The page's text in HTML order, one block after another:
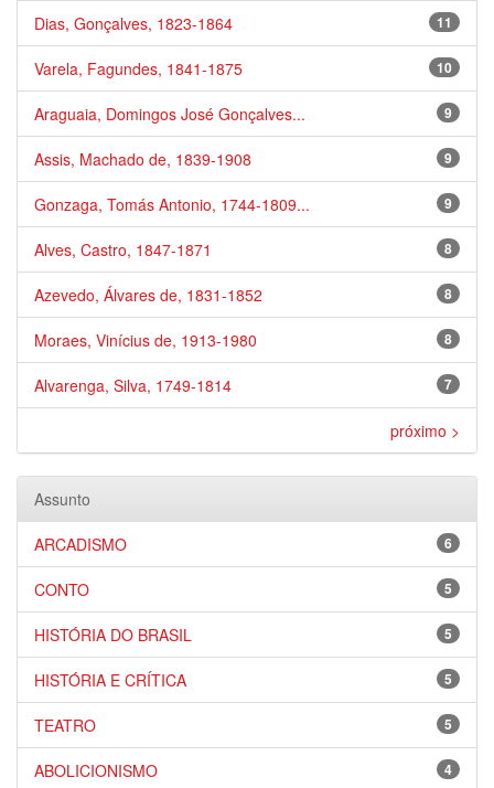
11
Dias, Gonçalves, 1823-1864
10
Varela, Fagundes, 1841-1875
9
Araguaia, Domingos José Gonçalves...
9
Assis, Machado de, 1839-1908
9
Gonzaga, Tomás Antonio, 1744-1809...
8
Alves, Castro, 1847-1871
8
Azevedo, Álvares de, 1831-1852
8
Moraes, Vinícius de, 1913-1980
7
Alvarenga, Silva, 1749-1814
próximo >
Assunto
6
ARCADISMO
5
CONTO
5
HISTÓRIA DO BRASIL
5
HISTÓRIA E CRÍTICA
5
TEATRO
4
ABOLICIONISMO